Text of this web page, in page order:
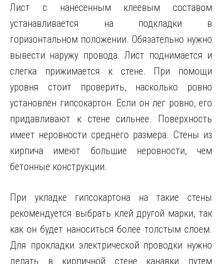
Лист с нанесенным клеевым составом
устанавливается на подкладки в
горизонтальном положении. Обязательно нужно
вывести наружу провода. Лист поднимается и
слегка прижимается к стене. При помощи
уровня стоит проверить, насколько ровно
установлен гипсокартон. Если он лег ровно, его
придавливают к стене сильнее. Поверхность
имеет неровности среднего размера. Стены из
кирпича имеют большие неровности, чем
бетонные конструкции.
При укладке гипсокартона на такие стены
рекомендуется выбрать клей другой марки, так
как он будет наноситься более толстым слоем.
Для прокладки электрической проводки нужно
делать в кирпичной стене канавки путем